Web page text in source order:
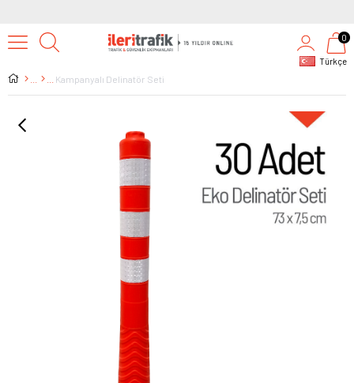
Türkçe
0
Kampanyalı Delinatör Seti